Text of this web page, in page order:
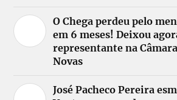
O Chega perdeu pelo
em 6 meses! Deixou
representante na
Novas
José Pacheco Pereira